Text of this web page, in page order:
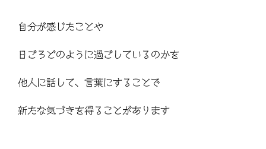
自分が感じたことや
日ごろどのように過ごしているのかを
他人に話して、言葉にすることで
新たな気づきを得ることがあります